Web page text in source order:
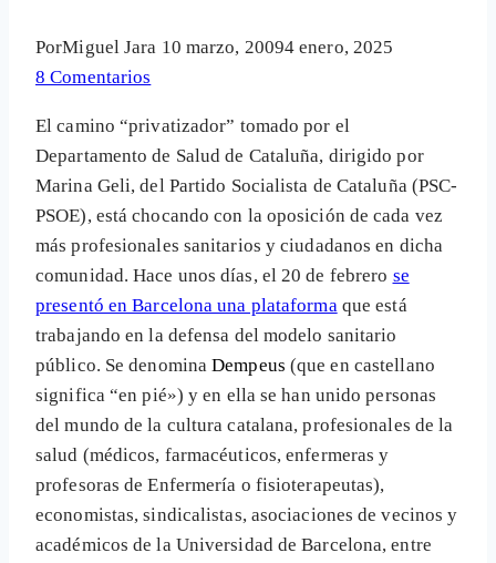
PorMiguel Jara 10 marzo, 20094 enero, 2025
8 Comentarios
El camino “privatizador” tomado por el
Departamento de Salud de Cataluña, dirigido por
Marina Geli, del Partido Socialista de Cataluña (PSC-
PSOE), está chocando con la oposición de cada vez
más profesionales sanitarios y ciudadanos en dicha
comunidad. Hace unos días, el 20 de febrero se
presentó en Barcelona una plataformaque está
trabajando en la defensa del modelo sanitario
público. Se denominaDempeus (que en castellano
significa “en pié») y en ella se han unido personas
del mundo de la cultura catalana, profesionales de la
salud (médicos, farmacéuticos, enfermeras y
profesoras de Enfermería o fisioterapeutas),
economistas, sindicalistas, asociaciones de vecinos y
académicos de la Universidad de Barcelona, entre